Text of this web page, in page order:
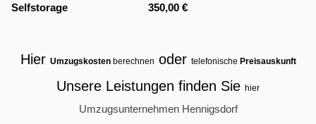
Selfstorage
350,00 €
Hier Umzugskostenberechnen oder telefonische Preisauskunft
Unsere Leistungen finden Sie hier
Umzugsunternehmen Hennigsdorf